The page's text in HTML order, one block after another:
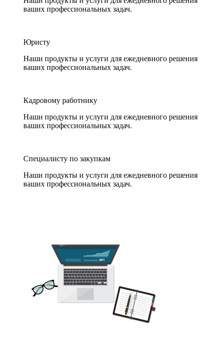
ваших профессиональных задач.
Юристу
Наши продукты и услуги для ежедневного решения
ваших профессиональных задач.
Кадровому работнику
Наши продукты и услуги для ежедневного решения
ваших профессиональных задач.
Специалисту по закупкам
Наши продукты и услуги для ежедневного решения
ваших профессиональных задач.